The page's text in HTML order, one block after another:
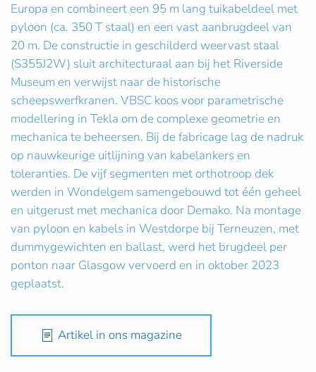
Europa en combineert een 95 m lang tuikabeldeel met
pyloon (ca. 350 T staal) en een vast aanbrugdeel van
20 m. De constructie in geschilderd weervast staal
(S355J2W) sluit architecturaal aan bij het Riverside
Museum en verwijst naar de historische
scheepswerfkranen. VBSC koos voor parametrische
modellering in Tekla om de complexe geometrie en
mechanica te beheersen. Bij de fabricage lag de nadruk
op nauwkeurige uitlijning van kabelankers en
toleranties. De vijf segmenten met orthotroop dek
werden in Wondelgem samengebouwd tot één geheel
en uitgerust met mechanica door Demako. Na montage
van pyloon en kabels in Westdorpe bij Terneuzen, met
dummygewichten en ballast, werd het brugdeel per
ponton naar Glasgow vervoerd en in oktober 2023
geplaatst.
Artikel in ons magazine